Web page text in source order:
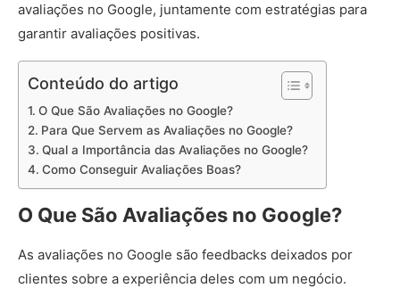
avaliações no Google, juntamente com estratégias para
garantir avaliações positivas.
Conteúdo do artigo
O Que São Avaliações no Google?
Para Que Servem as Avaliações no Google?
Qual a Importância das Avaliações no Google?
Como Conseguir Avaliações Boas?
O Que São Avaliações no Google?
As avaliações no Google são feedbacks deixados por
clientes sobre a experiência deles com um negócio.